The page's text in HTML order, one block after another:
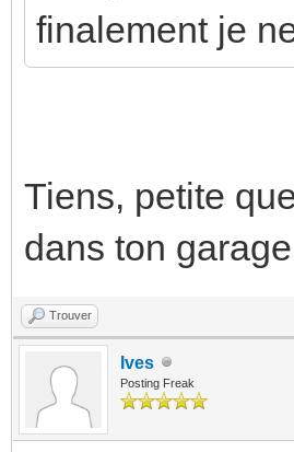
finalement je
Tiens, petite
dans ton
Trouver
Ives
Posting Freak